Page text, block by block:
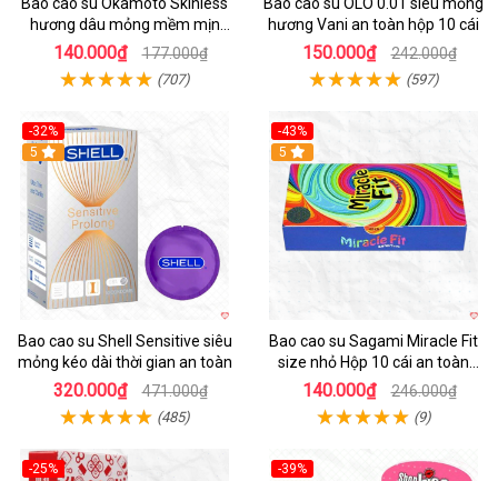
hương dâu mỏng mềm mịn
quyến rũ
140.000₫ 177.000₫
(707)
hương Vani an toàn hộp 10 cái
150.000₫ 242.000₫
(597)
-32%
5
Bao cao su Shell Sensitive siêu
mỏng kéo dài thời gian an toàn
320.000₫ 471.000₫
(485)
-43%
Hot
5
Bao cao su Sagami Miracle Fit
size nhỏ Hộp 10 cái an toàn
mềm mịn
140.000₫ 246.000₫
(9)
-25%
-39%